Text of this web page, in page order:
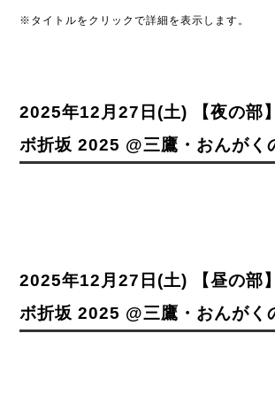
※タイトルをクリックで詳細を表示します。
2025年12月27日(土) 【夜の部
ボ折坂 2025 @三鷹・おんがく
2025年12月27日(土) 【昼の部
ボ折坂 2025 @三鷹・おんがく